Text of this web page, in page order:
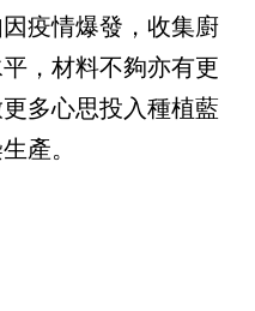
疫情爆發，收集廚
，材料不夠亦有更
多心思投入種植藍
產。